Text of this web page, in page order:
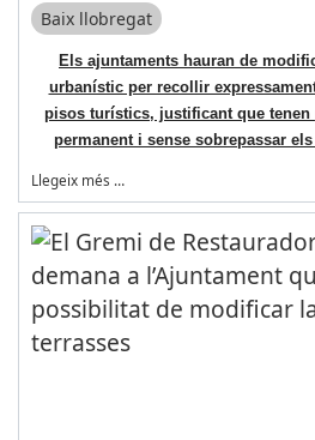
Baix llobregat
Els ajuntaments hauran de
urbanístic per recollir
pisos turístics, justificant que
permanent i sense sobrepassar
Llegeix més …